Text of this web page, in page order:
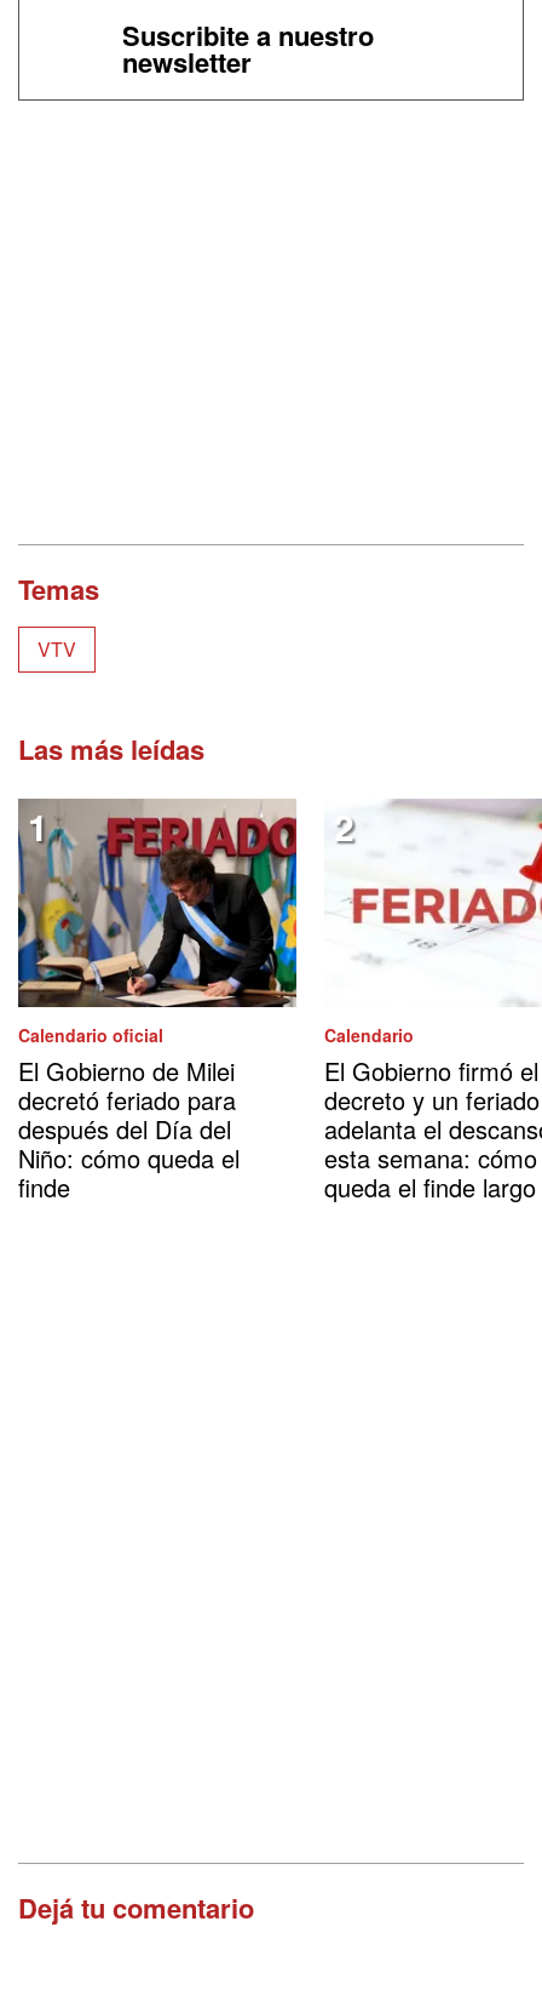
Suscribite a nuestro
newsletter
Temas
VTV
Las más leídas
Calendario oficial
El Gobierno de Milei
decretó feriado para
después del Día del
Niño: cómo queda el
finde
Calendario
El Gobierno firmó el
decreto y un feriado
adelanta el
esta semana: cómo
queda el finde largo
Dejá tu comentario